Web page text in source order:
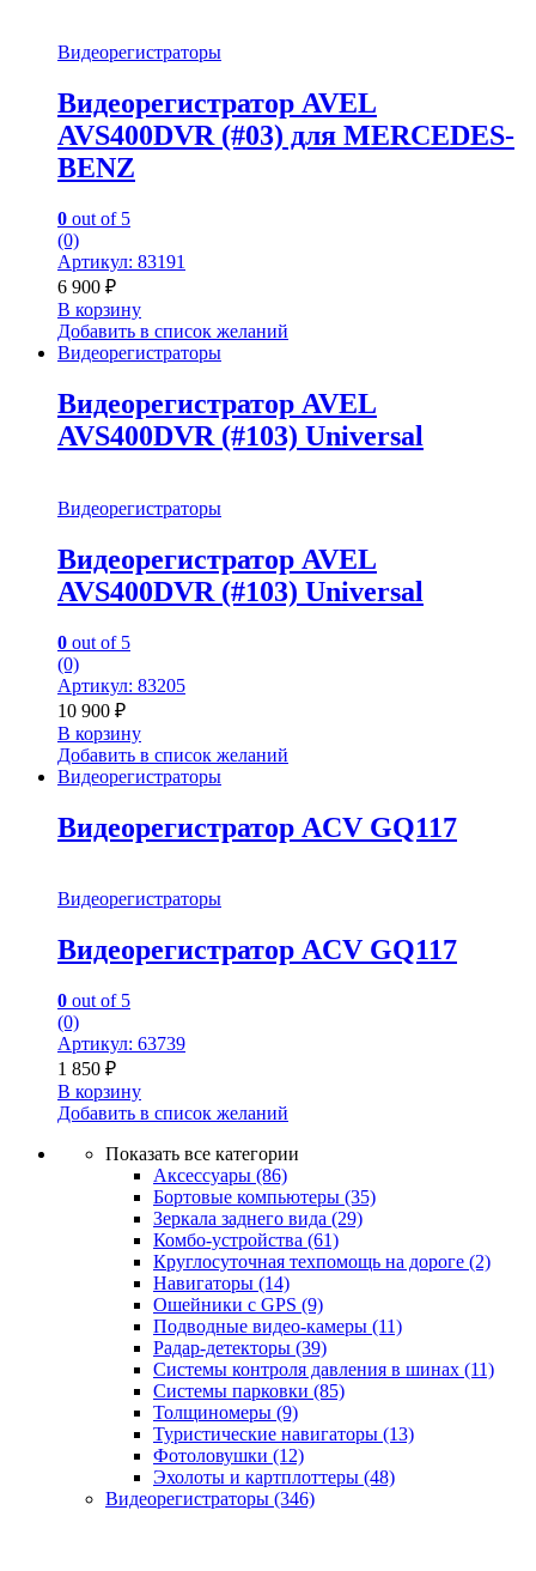
Видеорегистраторы
Видеорегистратор AVEL
AVS400DVR (#03) для MERCEDES-
BENZ
0 out of 5
(0)
Артикул: 83191
6 900 ₽
В корзину
Добавить в список желаний
Видеорегистраторы
Видеорегистратор AVEL
AVS400DVR (#103) Universal
Видеорегистраторы
Видеорегистратор AVEL
AVS400DVR (#103) Universal
0 out of 5
(0)
Артикул: 83205
10 900 ₽
В корзину
Добавить в список желаний
Видеорегистраторы
Видеорегистратор ACV GQ117
Видеорегистраторы
Видеорегистратор ACV GQ117
0 out of 5
(0)
Артикул: 63739
1 850 ₽
В корзину
Добавить в список желаний
Показать все категории
Аксессуары (86)
Бортовые компьютеры (35)
Зеркала заднего вида (29)
Комбо-устройства (61)
Круглосуточная техпомощь на дороге (2)
Навигаторы (14)
Ошейники с GPS (9)
Подводные видео-камеры (11)
Радар-детекторы (39)
Системы контроля давления в шинах (11)
Системы парковки (85)
Толщиномеры (9)
Туристические навигаторы (13)
Фотоловушки (12)
Эхолоты и картплоттеры (48)
Видеорегистраторы (346)